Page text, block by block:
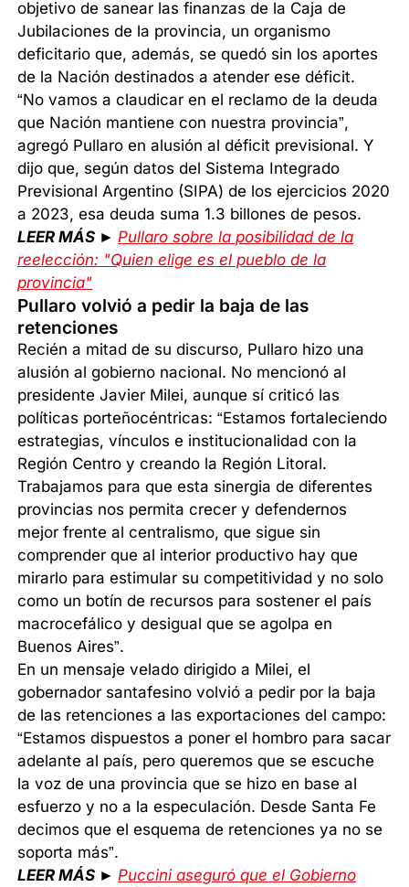
objetivo de sanear las finanzas de la Caja de
Jubilaciones de la provincia, un organismo
deficitario que, además, se quedó sin los aportes
de la Nación destinados a atender ese déficit.
“No vamos a claudicar en el reclamo de la deuda
que Nación mantiene con nuestra provincia”,
agregó Pullaro en alusión al déficit previsional. Y
dijo que, según datos del Sistema Integrado
Previsional Argentino (SIPA) de los ejercicios 2020
a 2023, esa deuda suma 1.3 billones de pesos.
LEER MÁS ► Pullaro sobre la posibilidad de la
reelección: "Quien elige es el pueblo de la
provincia"
Pullaro volvió a pedir la baja de las
retenciones
Recién a mitad de su discurso, Pullaro hizo una
alusión al gobierno nacional. No mencionó al
presidente Javier Milei, aunque sí criticó las
políticas porteñocéntricas: “Estamos fortaleciendo
estrategias, vínculos e institucionalidad con la
Región Centro y creando la Región Litoral.
Trabajamos para que esta sinergia de diferentes
provincias nos permita crecer y defendernos
mejor frente al centralismo, que sigue sin
comprender que al interior productivo hay que
mirarlo para estimular su competitividad y no solo
como un botín de recursos para sostener el país
macrocefálico y desigual que se agolpa en
Buenos Aires”.
En un mensaje velado dirigido a Milei, el
gobernador santafesino volvió a pedir por la baja
de las retenciones a las exportaciones del campo:
“Estamos dispuestos a poner el hombro para sacar
adelante al país, pero queremos que se escuche
la voz de una provincia que se hizo en base al
esfuerzo y no a la especulación. Desde Santa Fe
decimos que el esquema de retenciones ya no se
soporta más”.
LEER MÁS ► Puccini aseguró que el Gobierno